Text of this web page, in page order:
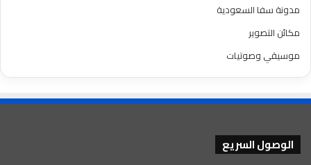
مدونة سفا السعودية
مكائن التصوير
موسيقي وصوتيات
الوصول السريع